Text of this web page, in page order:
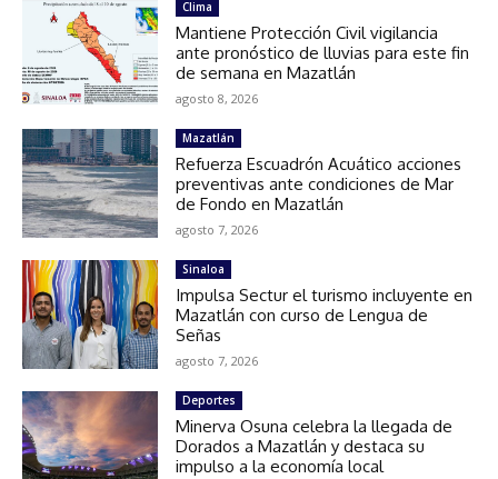
Clima
Mantiene Protección Civil vigilancia
ante pronóstico de lluvias para este fin
de semana en Mazatlán
agosto 8, 2026
Mazatlán
Refuerza Escuadrón Acuático acciones
preventivas ante condiciones de Mar
de Fondo en Mazatlán
agosto 7, 2026
Sinaloa
Impulsa Sectur el turismo incluyente en
Mazatlán con curso de Lengua de
Señas
agosto 7, 2026
Deportes
Minerva Osuna celebra la llegada de
Dorados a Mazatlán y destaca su
impulso a la economía local